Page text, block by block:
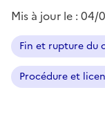
Mis à jour le : 04/
Fin et rupture du
Procédure et